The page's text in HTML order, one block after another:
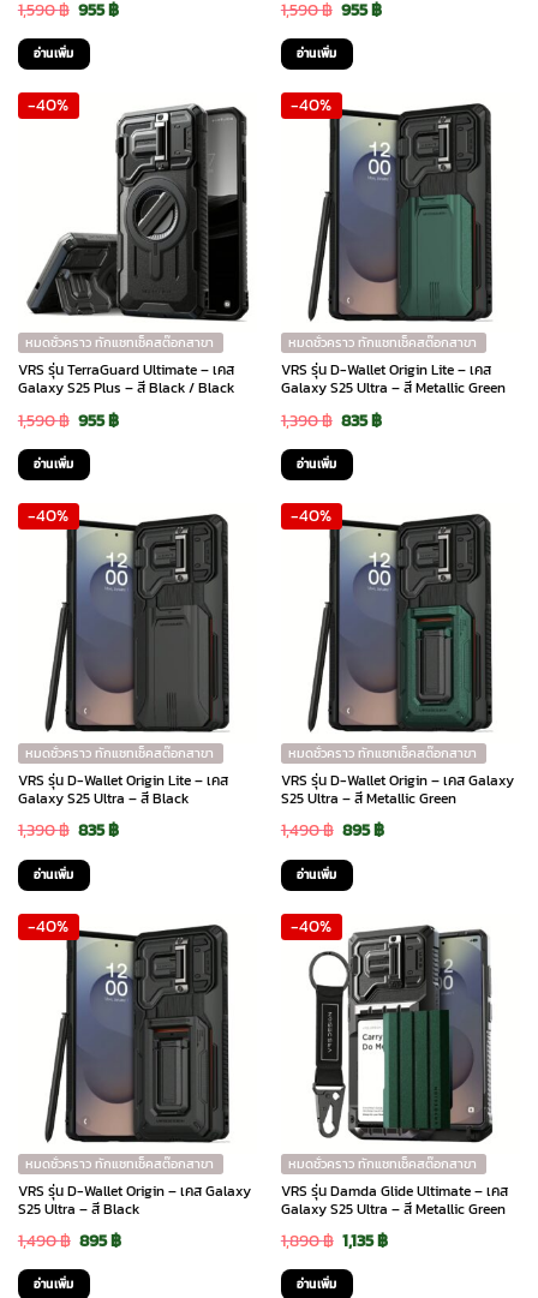
1,590฿ Original
price
was:
1,590 ฿.
955฿Current
955 ฿.
อ่านเพิ่ม
1,590฿ Original
price
was:
1,590 ฿.
955฿Current
955 ฿.
อ่านเพิ่ม
-40%
หมดชั่วคราว ทักแชทเช็คสต๊อกสาขา
VRS รุ่น TerraGuard Ultimate – เคส
Galaxy S25 Plus – สี Black / Black
1,590฿ Original
price
was:
1,590 ฿.
955฿Current
955 ฿.
อ่านเพิ่ม
-40%
หมดชั่วคราว ทักแชทเช็คสต๊อกสาขา
VRS รุ่น D-Wallet Origin Lite – เคส
Galaxy S25 Ultra – สี Metallic Green
1,390฿ Original
price
was:
1,390 ฿.
835฿Current
835 ฿.
อ่านเพิ่ม
-40%
หมดชั่วคราว ทักแชทเช็คสต๊อกสาขา
VRS รุ่น D-Wallet Origin Lite – เคส
Galaxy S25 Ultra – สี Black
1,390฿ Original
price
was:
1,390 ฿.
835฿Current
835 ฿.
อ่านเพิ่ม
-40%
หมดชั่วคราว ทักแชทเช็คสต๊อกสาขา
VRS รุ่น D-Wallet Origin – เคส Galaxy
S25 Ultra – สี Metallic Green
1,490฿ Original
price
was:
1,490 ฿.
895฿Current
895 ฿.
อ่านเพิ่ม
-40%
หมดชั่วคราว ทักแชทเช็คสต๊อกสาขา
VRS รุ่น D-Wallet Origin – เคส Galaxy
S25 Ultra – สี Black
1,490฿ Original
price
895฿Current
อ่านเพิ่ม
-40%
หมดชั่วคราว ทักแชทเช็คสต๊อกสาขา
VRS รุ่น Damda Glide Ultimate – เคส
Galaxy S25 Ultra – สี Metallic Green
1,890฿ Original
price
1,135฿Current
อ่านเพิ่ม